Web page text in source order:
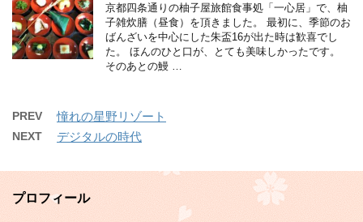
京都四条通りの柚子屋旅館食事処「一心居」で、柚
子雑炊膳（昼食）を頂きました。 最初に、季節のお
ばんざいを中心にした朱盃16が出た時は歓喜でし
た。 ほんのひと口が、とても美味しかったです。
そのあとの鰻 …
PREV 憧れの星野リゾート
NEXT デジタルの時代
プロフィール